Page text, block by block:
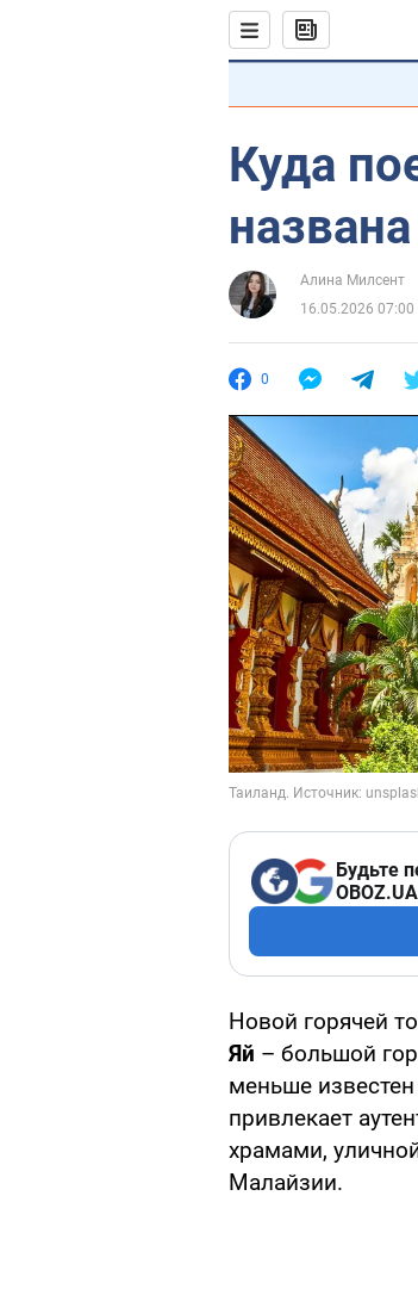
Куда
Алина Милсент
16.05.2026 07:00
0
Будьте
Новой горячей
Яй – большой
меньше
привлекает
храмами,
Малайзии.